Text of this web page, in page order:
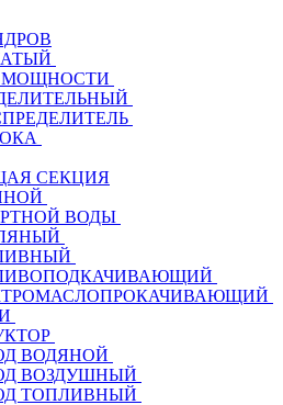
МОЩНОСТИ
СЕКЦИЯ
ВОДЫ
ВОДЯНОЙ
ВОЗДУШНЫЙ
ТОПЛИВНЫЙ